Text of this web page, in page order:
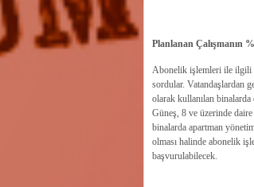
Planlanan Çalışmanın
Abonelik işlemleri ile ilgili
sordular. Vatandaşlardan
olarak kullanılan binalarda
Güneş, 8 ve üzerinde daire
binalarda apartman
olması halinde abonelik
başvurulabilecek.